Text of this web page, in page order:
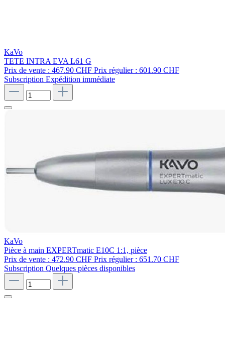
KaVo
TETE INTRA EVA L61 G
Prix de vente : 467.90 CHF Prix régulier : 601.90 CHF
Subscription Expédition immédiate
KaVo
Pièce à main EXPERTmatic E10C 1:1, pièce
Prix de vente : 472.90 CHF Prix régulier : 651.70 CHF
Subscription Quelques pièces disponibles